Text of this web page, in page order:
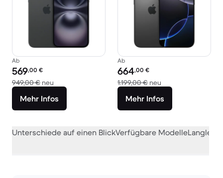
Ab
Preis des erneuerten Produkts:
569,00 €
949,00 € neu Im Vergleich zum Neupreis von 949,00 €
Mehr Infos
Ab
Preis des erneuerten Produkts:
664,00 €
1.199,00 € neu
Mehr Infos
Unterschiede auf einen BlickVerfügbare Modelle